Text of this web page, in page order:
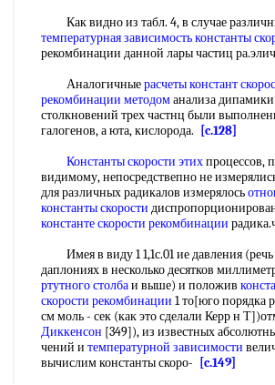
Как видно из табл. 4, в случае
температурная зависимость константы
рекомбинации данной лары частиц
Аналогичныерасчеты констант
рекомбинации методоманализа дипамики
столкновений трех частнц были
галогенов, а юта, кислорода.
[c.128]
Константы скорости этихпроцессов,
видимому, непосредствепно не
для различных радикалов измерялось
константы скорости
константе скорости рекомбинации
Имея в виду 1 1,1с.01 ие давления (речь
даплониях в несколько десятков
ртутного столбаи выше) и положив
скорости рекомбинации 1 то[юго порядка
см моль - сек (как это сделали Керр н
Диккенсон [349]), из известных
чений и температурной зависимости
вычислим константы скоро-
[c.149]